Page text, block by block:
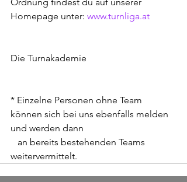
Homepage unter: www.turnliga.at
Die Turnakademie
* Einzelne Personen ohne Team
können sich bei uns ebenfalls melden
und werden dann
weitervermittelt.